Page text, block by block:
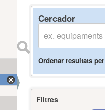
Cercador
Ordenar resultats per
Filtres